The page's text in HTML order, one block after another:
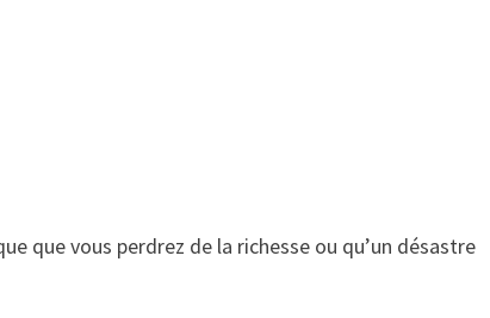
que vous perdrez de la richesse ou qu’un désastre